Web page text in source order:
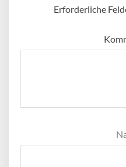
Erforderliche